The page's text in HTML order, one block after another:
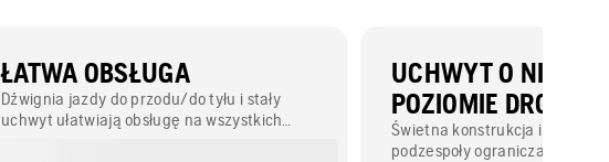
ŁATWA OBSŁUGA
Dźwignia jazdy do przodu/do tyłu i stały
uchwyt ułatwiają obsługę na wszystkich
UCHWYT O NISKIM
POZIOMIE DRGAŃ
Świetna konstrukcja i wysokiej
podzespoły ograniczają